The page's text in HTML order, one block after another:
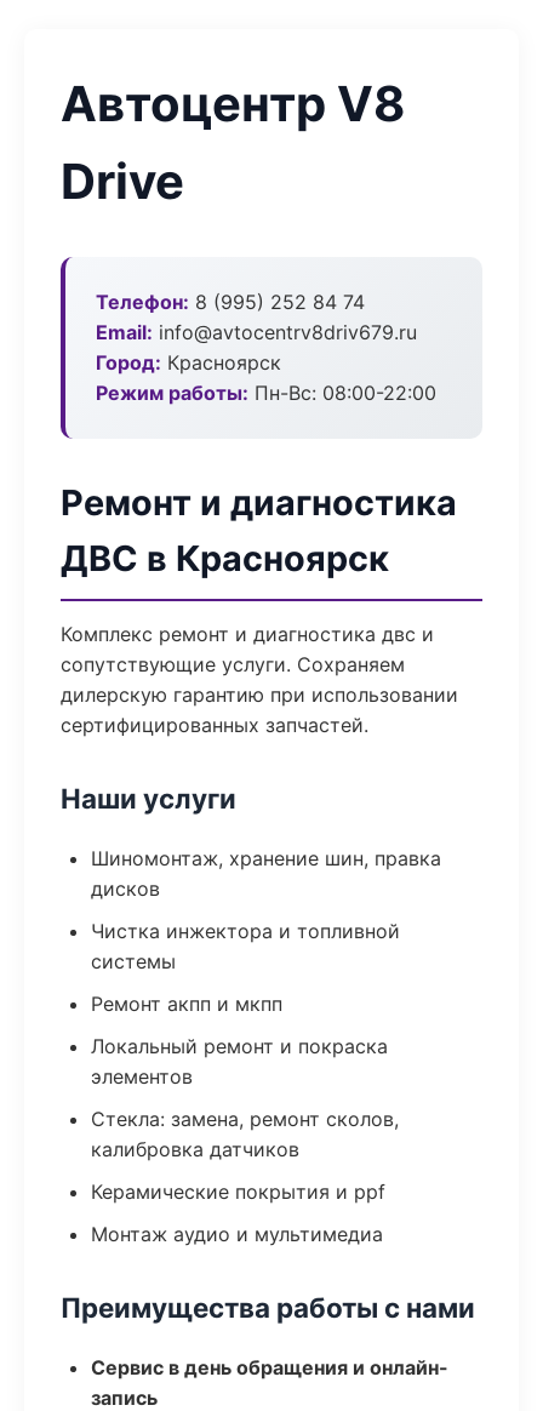
Автоцентр V8
Drive
Телефон: 8 (995) 252 84 74
Email: info@avtocentrv8driv679.ru
Город: Красноярск
Режим работы: Пн-Вс: 08:00-22:00
Ремонт и диагностика
ДВС в Красноярск
Комплекс ремонт и диагностика двс и
сопутствующие услуги. Сохраняем
дилерскую гарантию при использовании
сертифицированных запчастей.
Наши услуги
Шиномонтаж, хранение шин, правка
дисков
Чистка инжектора и топливной
системы
Ремонт акпп и мкпп
Локальный ремонт и покраска
элементов
Стекла: замена, ремонт сколов,
калибровка датчиков
Керамические покрытия и ppf
Монтаж аудио и мультимедиа
Преимущества работы с нами
Сервис в день обращения и онлайн-
запись